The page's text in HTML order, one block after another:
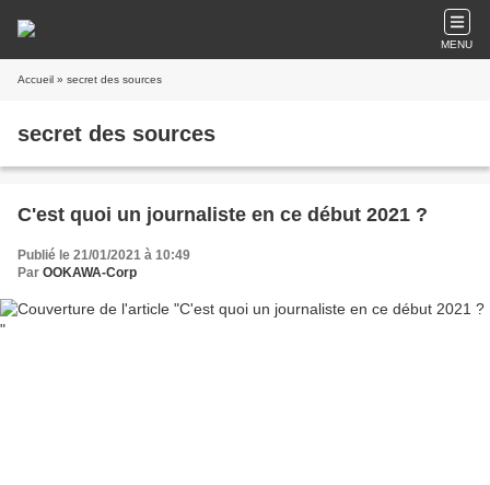
MENU
Accueil » secret des sources
secret des sources
C'est quoi un journaliste en ce début 2021 ?
Publié le 21/01/2021 à 10:49
Par OOKAWA-Corp